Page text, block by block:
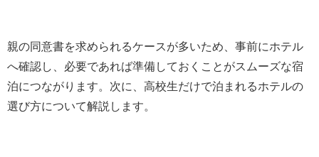
親の同意書を求められるケースが多いため、事前にホテル
へ確認し、必要であれば準備しておくことがスムーズな宿
泊につながります。次に、高校生だけで泊まれるホテルの
選び方について解説します。